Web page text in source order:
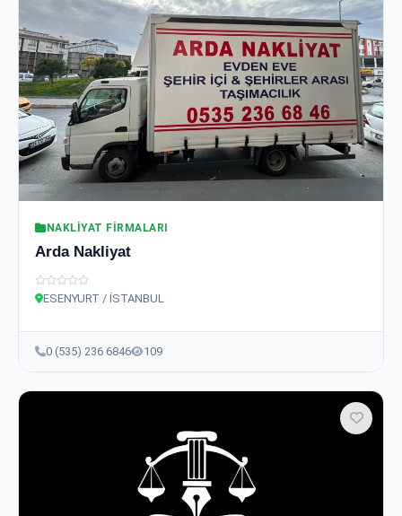
NAKLIYAT FIRMALARI
Arda Nakliyat
ESENYURT / İSTANBUL
0 (535) 236 6846 109